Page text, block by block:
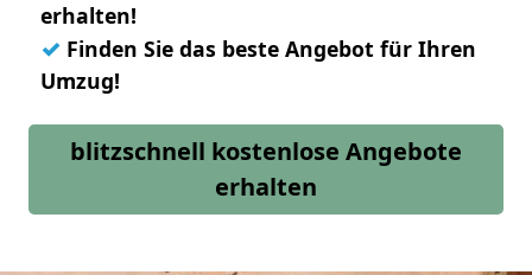
erhalten!
✓ Finden Sie das beste Angebot für Ihren
Umzug!
blitzschnell kostenlose Angebote
erhalten